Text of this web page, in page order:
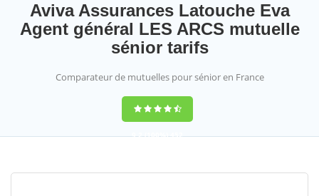
Aviva Assurances Latouche Eva
Agent général LES ARCS mutuelle
sénior tarifs
Comparateur de mutuelles pour sénior en France
9,2(100%)452